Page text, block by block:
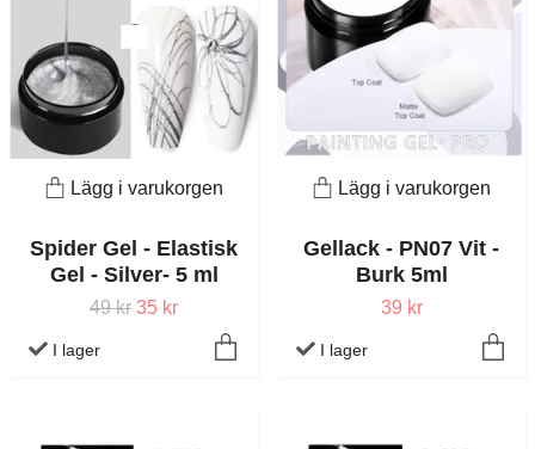
Lägg i varukorgen
Spider Gel - Elastisk
Gel - Silver- 5 ml
49 kr 35 kr
I lager
Lägg i varukorgen
Gellack - PN07 Vit -
Burk 5ml
39 kr
I lager